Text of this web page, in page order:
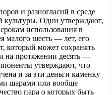
и разногласий в среде
культуры. Одни утверждают,
использования в
малого шесть — лет, его
который может сохранять
на протяжении десять —
утверждают, что
и за эти деньги каменку
шарами или вообще
пара о которых быть